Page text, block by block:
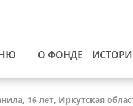
О ФОНДЕ
16 лет, Иркутская